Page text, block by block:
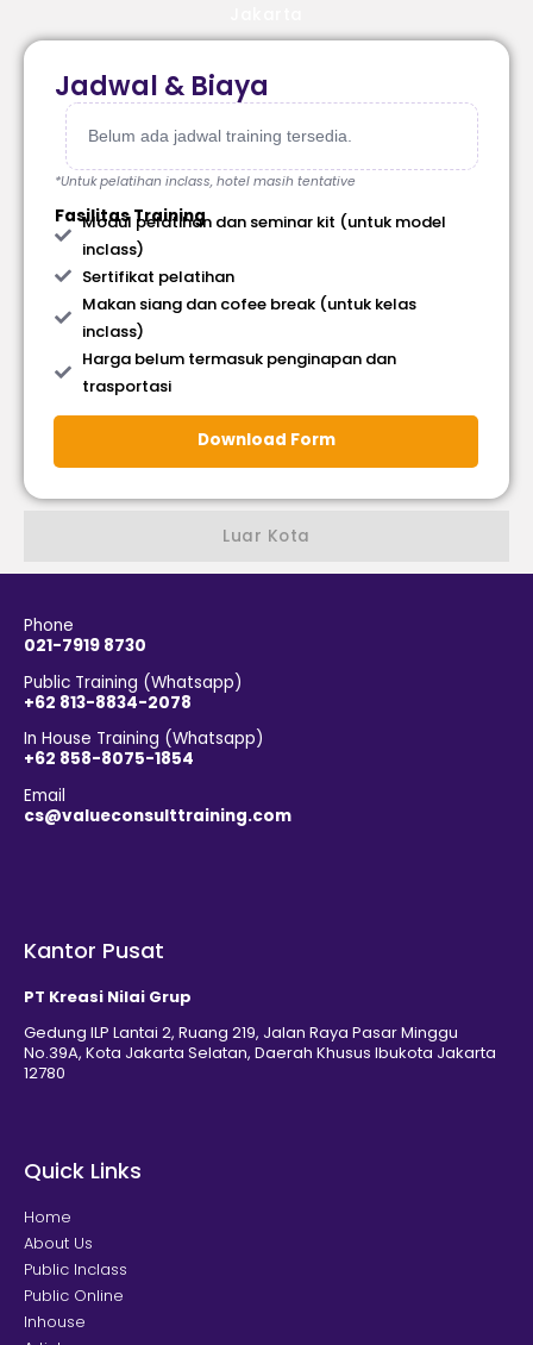
Luar Kota
Jadwal & Biaya
Belum ada jadwal training tersedia.
*Untuk pelatihan inclass, hotel masih tentative
Fasilitas Training
Modul pelatihan dan seminar kit (untuk model
inclass)
Sertifikat pelatihan
Makan siang dan cofee break (untuk kelas
inclass)
Harga belum termasuk penginapan dan
trasportasi
Download Form
Phone
021-7919 8730
Public Training (Whatsapp)
+62 813-8834-2078
In House Training (Whatsapp)
+62 858-8075-1854
Email
cs@valueconsulttraining.com
Kantor Pusat
PT Kreasi Nilai Grup
Gedung ILP Lantai 2, Ruang 219, Jalan Raya Pasar Minggu
No.39A, Kota Jakarta Selatan, Daerah Khusus Ibukota Jakarta
12780
Quick Links
Home
About Us
Public Inclass
Public Online
Inhouse